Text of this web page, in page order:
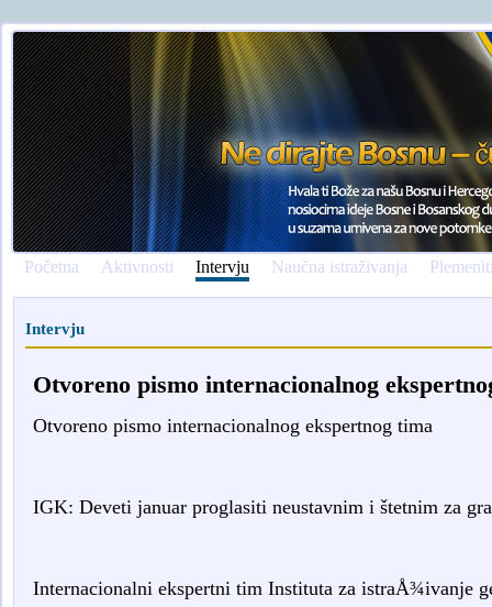
Početna Aktivnosti Intervju Naučna istraživanja
Intervju
Otvoreno pismo internacionalnog
Otvoreno pismo internacionalnog ekspertnog tima
IGK: Deveti januar proglasiti neustavnim i štetnim za
Internacionalni ekspertni tim Instituta za istraÅ¾ivanje